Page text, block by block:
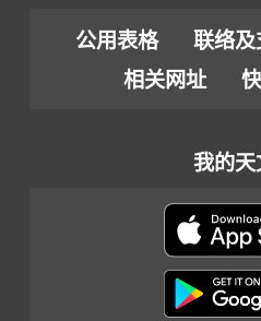
公用表格 联络及
相关网址
我的天